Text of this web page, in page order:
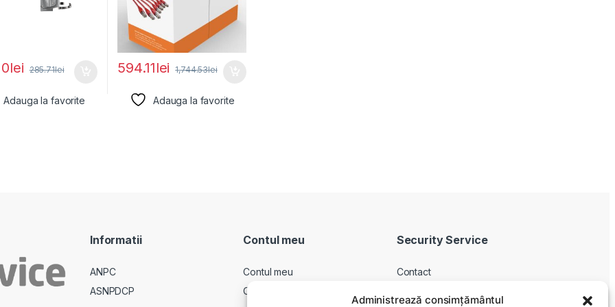
Administrează consimțământul
lei 285.71lei
Adauga la favorite
594.11lei 1,744.53lei
Adauga la favorite
Informatii
ANPC
ASNPDCP
Contul meu
Contul meu
Comenzi
Security Service
Contact